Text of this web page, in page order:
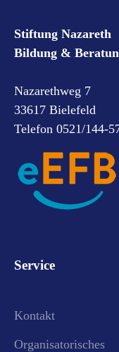
Stiftung Nazareth
Bildung &
Nazarethweg 7
33617 Bielefeld
Telefon 0521/144-
Service
Kontakt
Organisatorisches